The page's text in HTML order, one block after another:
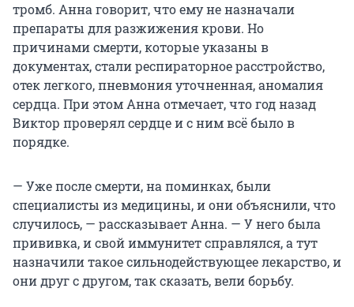
тромб. Анна говорит, что ему не назначали
препараты для разжижения крови. Но
причинами смерти, которые указаны в
документах, стали респираторное расстройство,
отек легкого, пневмония уточненная, аномалия
сердца. При этом Анна отмечает, что год назад
Виктор проверял сердце и с ним всё было в
порядке.
— Уже после смерти, на поминках, были
специалисты из медицины, и они объяснили, что
случилось, — рассказывает Анна. — У него была
прививка, и свой иммунитет справлялся, а тут
назначили такое сильнодействующее лекарство, и
они друг с другом, так сказать, вели борьбу.